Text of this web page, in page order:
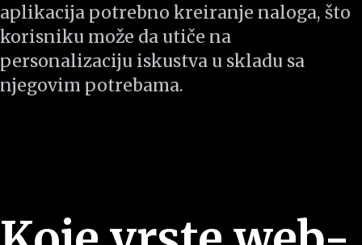
aplikacija potrebno kreiranje naloga, što
korisniku može da utiče na
personalizaciju iskustva u skladu sa
njegovim potrebama.